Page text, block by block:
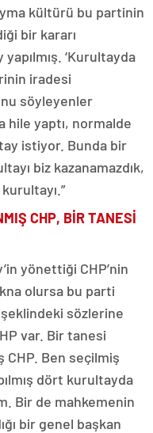
kültürü bu partinin
bir kararı
‘Kurultayda
iradesi
söyleyenler
hile yaptı, normalde
istiyor. Bunda bir
biz kazanamazdık,
CHP, BİR TANESİ
yönettiği CHP’nin
olursa bu parti
sözlerine
var. Bir tanesi
CHP. Ben seçilmiş
dört kurultayda
Bir de mahkemenin
bir genel başkan